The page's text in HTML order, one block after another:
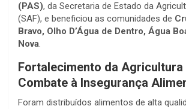
(PAS), da Secretaria de Estado da
(SAF), e beneficiou as comunidades de
Bravo, Olho D’Água de Dentro, Água
Nova.
Fortalecimento da Agricultura
Combate à Insegurança
Foram distribuídos alimentos de alta